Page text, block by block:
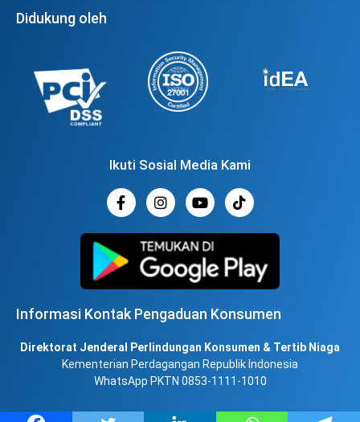
Didukung oleh
Ikuti Sosial Media Kami
Informasi Kontak Pengaduan Konsumen
Direktorat Jenderal Perlindungan Konsumen & Tertib Niaga
Kementerian Perdagangan Republik Indonesia
WhatsApp PKTN 0853-1111-1010